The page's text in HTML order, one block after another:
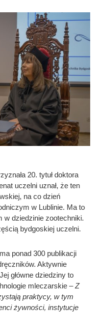
20. tytuł doktora
uczelni uznał, że ten
na co dzień
w Lublinie. Ma to
w dziedzinie zootechniki.
bydgoskiej uczelni.
ponad 300 publikacji
Aktywnie
główne dziedziny to
mleczarskie –Z
praktycy, w tym
żywności, instytucje